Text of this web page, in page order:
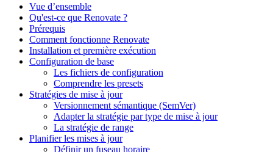
Vue d’ensemble
Qu'est-ce que Renovate ?
Prérequis
Comment fonctionne Renovate
Installation et première exécution
Configuration de base
Les fichiers de configuration
Comprendre les presets
Stratégies de mise à jour
Versionnement sémantique (SemVer)
Adapter la stratégie par type de mise à jour
La stratégie de range
Planifier les mises à jour
Définir un fuseau horaire